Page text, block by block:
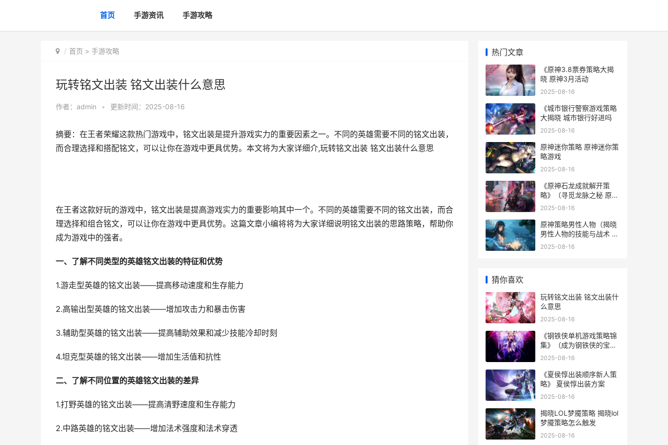
首页 手游资讯 手游攻略
首页 > 手游攻略
玩转铭文出装 铭文出装什么意思
作者： admin • 更新时间：2025-08-16
摘要：在王者荣耀这款热门游戏中，铭文出装是提升游戏实力的重要因素之一。不同的英雄需要不同的铭文出装，
而合理选择和搭配铭文，可以让你在游戏中更具优势。本文将为大家详细介,玩转铭文出装 铭文出装什么意思
在王者这款好玩的游戏中，铭文出装是提高游戏实力的重要影响其中一个。不同的英雄需要不同的铭文出装，而合
理选择和组合铭文，可以让你在游戏中更具优势。这篇文章小编将将为大家详细说明铭文出装的思路策略，帮助你
成为游戏中的强者。
一、了解不同类型的英雄铭文出装的特征和优势
1.游走型英雄的铭文出装——提高移动速度和生存能力
2.高输出型英雄的铭文出装——增加攻击力和暴击伤害
3.辅助型英雄的铭文出装——提高辅助效果和减少技能冷却时刻
4.坦克型英雄的铭文出装——增加生活值和抗性
二、了解不同位置的英雄铭文出装的差异
1.打野英雄的铭文出装——提高清野速度和生存能力
2.中路英雄的铭文出装——增加法术强度和法术穿透
热门文章
《原神3.8票券策略大揭
晓 原神3月活动
2025-08-16
《城市银行警察游戏策略
大揭晓 城市银行好进吗
2025-08-16
原神迷你策略 原神迷你策
略游戏
2025-08-16
《原神石龙成就解开策
略》（寻觅龙脉之秘 原神
五个石龙
2025-08-16
原神策略男性人物（揭晓
男性人物的技能与战术 原
神男性玩家多还是女性玩
2025-08-16
猜你喜欢
玩转铭文出装 铭文出装什
么意思
2025-08-16
《钢铁侠单机游戏策略锦
集》（成为钢铁侠的宝典
钢铁侠单机版
2025-08-16
《夏侯惇出装顺序新人策
略》 夏侯惇出装方案
2025-08-16
揭晓LOL梦魇策略 揭晓lol
梦魇策略怎么触发
2025-08-16